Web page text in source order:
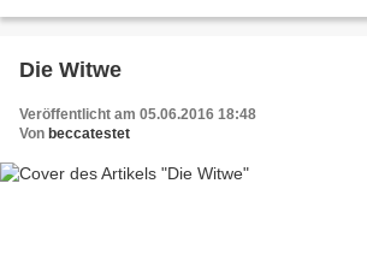
Die Witwe
Veröffentlicht am 05.06.2016 18:48
Von beccatestet